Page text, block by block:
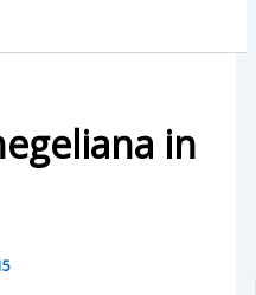
in